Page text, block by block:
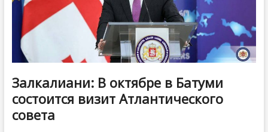
Залкалиани: В октябре в Батуми
состоится визит Атлантического
совета